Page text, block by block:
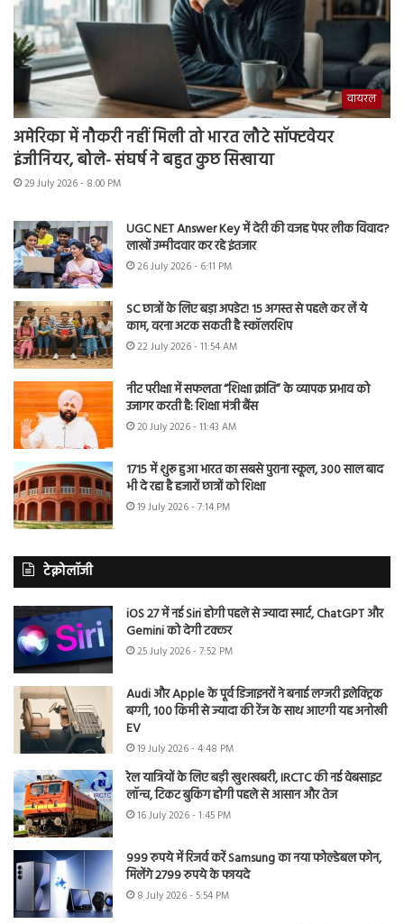
वायरल
अमेरिका में नौकरी नहीं मिली तो भारत लौटे सॉफ्टवेयर
इंजीनियर, बोले- संघर्ष ने बहुत कुछ सिखाया
29 July 2026 - 8:00 PM
UGC NET Answer Key में देरी की वजह पेपर लीक विवाद?
लाखों उम्मीदवार कर रहे इंतजार
26 July 2026 - 6:11 PM
SC छात्रों के लिए बड़ा अपडेट! 15 अगस्त से पहले कर लें ये
काम, वरना अटक सकती है स्कॉलरशिप
22 July 2026 - 11:54 AM
नीट परीक्षा में सफलता “शिक्षा क्रांति” के व्यापक प्रभाव को
उजागर करती है: शिक्षा मंत्री बैंस
20 July 2026 - 11:43 AM
1715 में शुरू हुआ भारत का सबसे पुराना स्कूल, 300 साल बाद
भी दे रहा है हजारों छात्रों को शिक्षा
19 July 2026 - 7:14 PM
टेक्नोलॉजी
iOS 27 में नई Siri होगी पहले से ज्यादा स्मार्ट, ChatGPT और
Gemini को देगी टक्कर
25 July 2026 - 7:52 PM
Audi और Apple के पूर्व डिजाइनरों ने बनाई लग्जरी इलेक्ट्रिक
बग्गी, 100 किमी से ज्यादा की रेंज के साथ आएगी यह अनोखी
EV
19 July 2026 - 4:48 PM
रेल यात्रियों के लिए बड़ी खुशखबरी, IRCTC की नई वेबसाइट
लॉन्च, टिकट बुकिंग होगी पहले से आसान और तेज
16 July 2026 - 1:45 PM
999 रुपये में रिजर्व करें Samsung का नया फोल्डेबल फोन,
मिलेंगे 2799 रुपये के फायदे
8 July 2026 - 5:54 PM